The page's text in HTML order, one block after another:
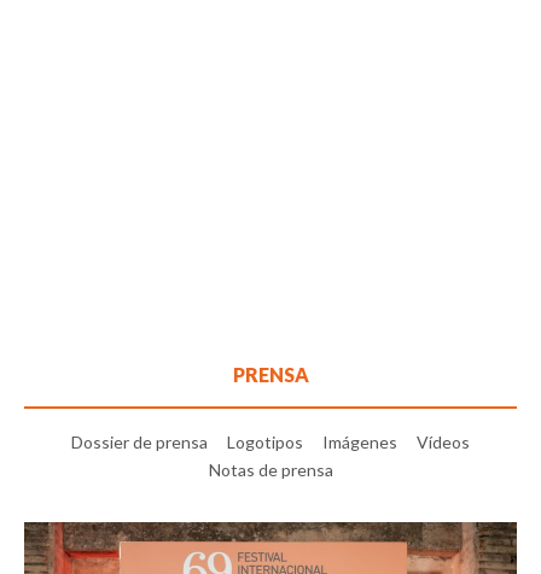
PRENSA
Dossier de prensa Logotipos Imágenes
Vídeos
Notas de prensa